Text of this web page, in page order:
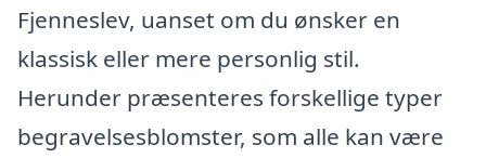
Fjenneslev, uanset om du ønsker en
klassisk eller mere personlig stil.
Herunder præsenteres forskellige typer
begravelsesblomster, som alle kan være